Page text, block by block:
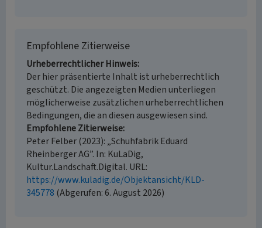
Empfohlene Zitierweise
Urheberrechtlicher Hinweis
Der hier präsentierte Inhalt ist urheberrechtlich
geschützt. Die angezeigten Medien unterliegen
möglicherweise zusätzlichen urheberrechtlichen
Bedingungen, die an diesen ausgewiesen sind.
Empfohlene Zitierweise
Peter Felber (2023): „Schuhfabrik Eduard
Rheinberger AG”. In: KuLaDig,
Kultur.Landschaft.Digital. URL:
https://www.kuladig.de/Objektansicht/KLD-
345778 (Abgerufen: 6. August 2026)